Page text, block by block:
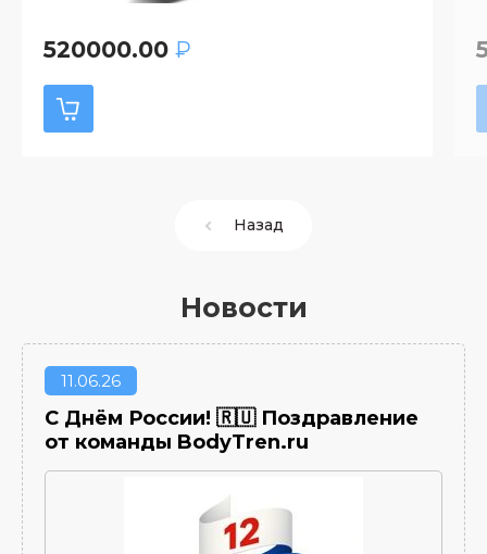
520000.00 ₽
Назад
Новости
11 06.26
С Днём России! 🇷🇺 Поздравление
от команды BodyTren.ru